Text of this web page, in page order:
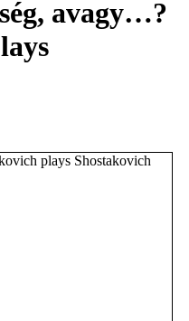
avagy…?